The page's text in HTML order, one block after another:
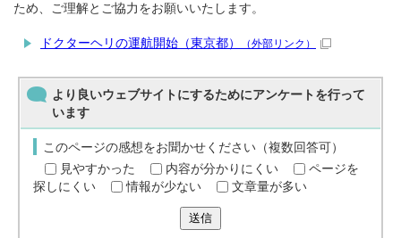
ため、ご理解とご協力をお願いいたします。
ドクターヘリの運航開始（東京都） （外部リンク）
より良いウェブサイトにするためにアンケートを行って
います
このページの感想をお聞かせください（複数回答可）
見やすかった
内容が分かりにくい
ページを
探しにくい
情報が少ない 文章量が多い
送信